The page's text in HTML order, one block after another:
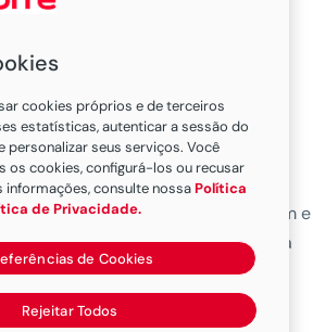
assistência para você explorar
com imprevistos.
combina com seu tipo de viagem e
viagem da MAPFRE está preparada
emergência ou eventualidade para
cookies próprios e de terceiros
estatísticas, autenticar a sessão do
personalizar seus serviços. Você
os cookies, configurá-los ou recusar
informações, consulte nossaPolítica
de Privacidade.
de Cookies
Rejeitar Todos